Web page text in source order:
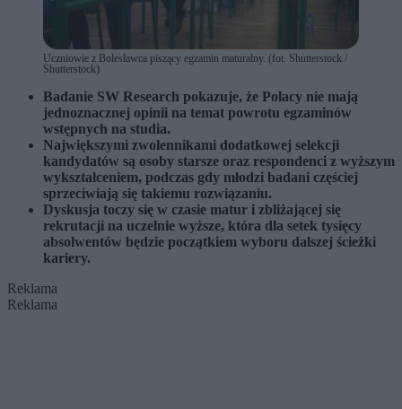
Uczniowie z Bolesławca piszący egzamin maturalny. (fot. Shutterstock /
Shutterstock)
Badanie SW Research pokazuje, że Polacy nie mają
jednoznacznej opinii na temat powrotu egzaminów
wstępnych na studia.
Największymi zwolennikami dodatkowej selekcji
kandydatów są osoby starsze oraz respondenci z wyższym
wykształceniem, podczas gdy młodzi badani częściej
sprzeciwiają się takiemu rozwiązaniu.
Dyskusja toczy się w czasie matur i zbliżającej się
rekrutacji na uczelnie wyższe, która dla setek tysięcy
absolwentów będzie początkiem wyboru dalszej ścieżki
kariery.
Reklama
Reklama